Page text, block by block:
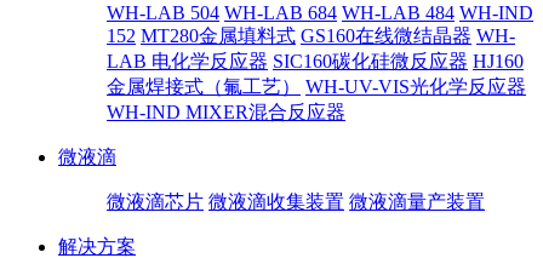
WH-LAB 504 WH-LAB 684 WH-LAB 484 WH-IND
152 MT280金属填料式 GS160在线微结晶器 WH-
LAB 电化学反应器 SIC160碳化硅微反应器 HJ160
金属焊接式（氟工艺）
WH-UV-VIS光化学反应器
WH-IND MIXER混合反应器
微液滴
微液滴芯片 微液滴收集装置 微液滴量产装置
解决方案